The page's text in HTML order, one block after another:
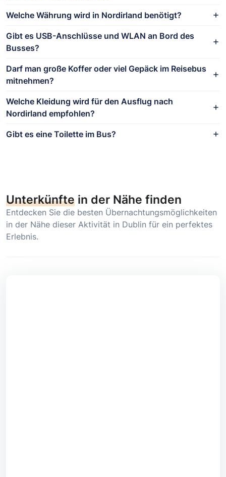
Welche Währung wird in Nordirland benötigt?
Gibt es USB-Anschlüsse und WLAN an Bord des
Busses?
Darf man große Koffer oder viel Gepäck im Reisebus
mitnehmen?
Welche Kleidung wird für den Ausflug nach
Nordirland empfohlen?
Gibt es eine Toilette im Bus?
Unterkünfte in der Nähe finden
Entdecken Sie die besten Übernachtungsmöglichkeiten
in der Nähe dieser Aktivität in Dublin für ein perfektes
Erlebnis.